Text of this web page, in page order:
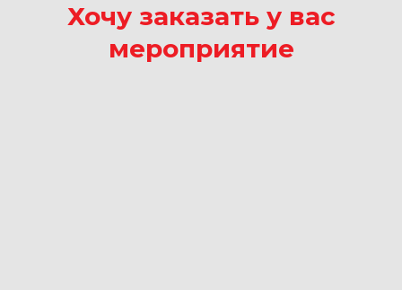
Хочу заказать у вас
мероприятие